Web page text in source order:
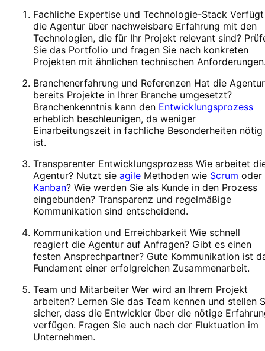
Fachliche Expertise und Technologie-Stack Verfügt
die Agentur über nachweisbare Erfahrung mit den
Technologien, die für Ihr Projekt relevant sind?
Sie das Portfolio und fragen Sie nach konkreten
Projekten mit ähnlichen technischen
Branchenerfahrung und Referenzen Hat die Agentur
bereits Projekte in Ihrer Branche umgesetzt?
Branchenkenntnis kann den Entwicklungsprozess
erheblich beschleunigen, da weniger
Einarbeitungszeit in fachliche Besonderheiten nötig
ist.
Transparenter Entwicklungsprozess Wie arbeitet
Agentur? Nutzt sie agile Methoden wie Scrum oder
Kanban? Wie werden Sie als Kunde in den Prozess
eingebunden? Transparenz und regelmäßige
Kommunikation sind entscheidend.
Kommunikation und Erreichbarkeit Wie schnell
reagiert die Agentur auf Anfragen? Gibt es einen
festen Ansprechpartner? Gute Kommunikation ist
Fundament einer erfolgreichen Zusammenarbeit.
Team und Mitarbeiter Wer wird an Ihrem Projekt
arbeiten? Lernen Sie das Team kennen und stellen
sicher, dass die Entwickler über die nötige
verfügen. Fragen Sie auch nach der Fluktuation im
Unternehmen.